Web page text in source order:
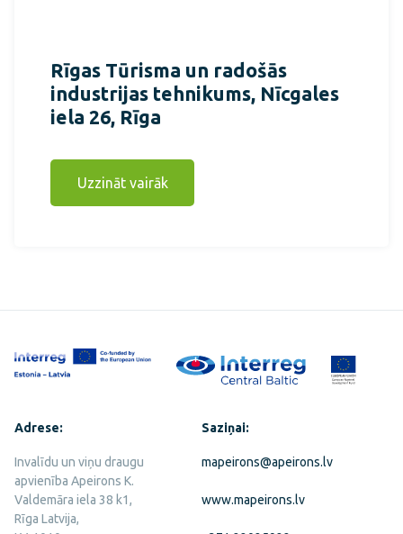
Rīgas Tūrisma un radošās
industrijas tehnikums, Nīcgales
iela 26, Rīga
Uzzināt vairāk
Adrese:
Invalīdu un viņu draugu
apvienība Apeirons K.
Valdemāra iela 38 k1,
Rīga Latvija,
Saziņai:
mapeirons@apeirons.lv
www.mapeirons.lv